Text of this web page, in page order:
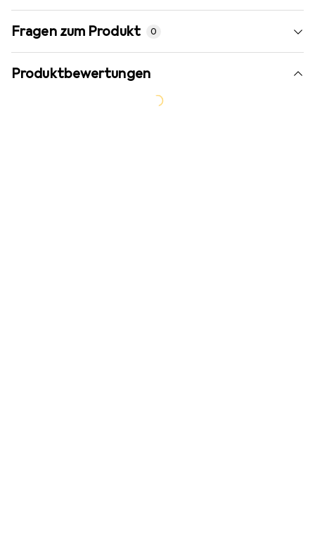
Fragen zum Produkt 0
Produktbewertungen